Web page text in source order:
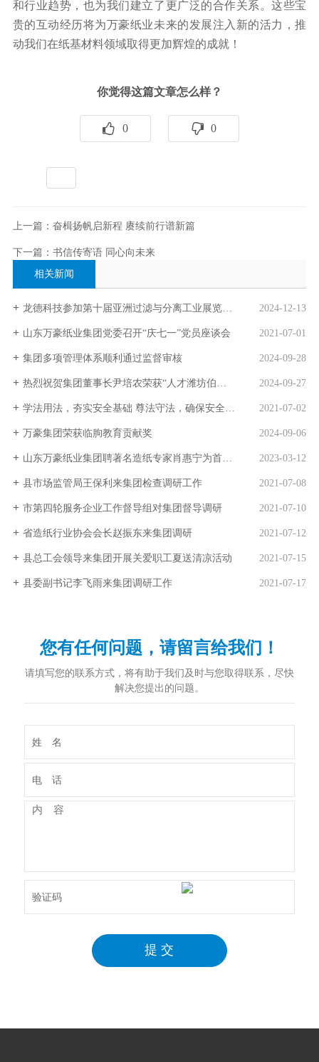
和行业趋势，也为我们建立了更广泛的合作关系。这些宝
贵的互动经历将为万豪纸业未来的发展注入新的活力，推
动我们在纸基材料领域取得更加辉煌的成就！
你觉得这篇文章怎么样？
0 0
上一篇：奋楫扬帆启新程 赓续前行谱新篇
下一篇：书信传寄语 同心向未来
相关新闻
龙德科技参加第十届亚洲过滤与分离工业展览会取得圆满成功 2024-12-13
山东万豪纸业集团党委召开“庆七一”党员座谈会 2021-07-01
集团多项管理体系顺利通过监督审核 2024-09-28
热烈祝贺集团董事长尹培农荣获“人才潍坊伯乐”奖 2024-09-27
学法用法，夯实安全基础 尊法守法，确保安全稳定 2021-07-02
万豪集团荣获临朐教育贡献奖 2024-09-06
山东万豪纸业集团聘著名造纸专家肖惠宁为首席专家 2023-03-12
县市场监管局王保利来集团检查调研工作 2021-07-08
市第四轮服务企业工作督导组对集团督导调研 2021-07-10
省造纸行业协会会长赵振东来集团调研 2021-07-12
县总工会领导来集团开展关爱职工夏送清凉活动 2021-07-15
县委副书记李飞雨来集团调研工作 2021-07-17
您有任何问题，请留言给我们！
请填写您的联系方式，将有助于我们及时与您取得联系，尽快
解决您提出的问题。